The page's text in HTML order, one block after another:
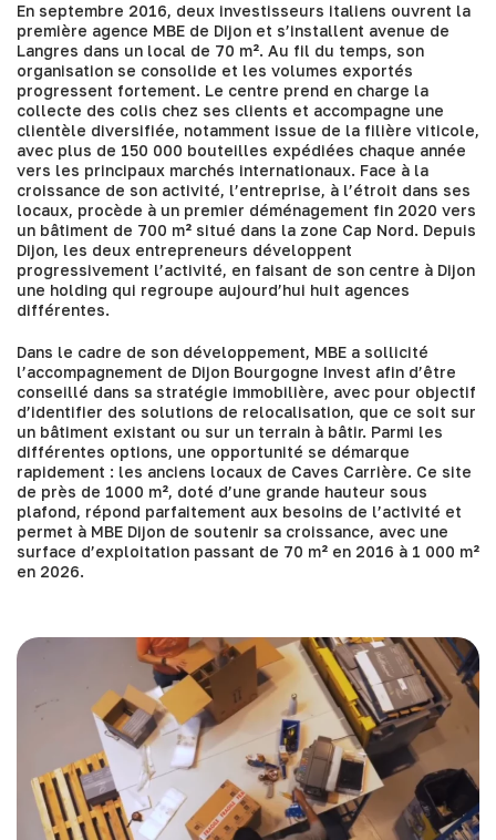
En septembre 2016, deux investisseurs italiens ouvrent la
première agence MBE de Dijon et s’installent avenue de
Langres dans un local de 70 m². Au fil du temps, son
organisation se consolide et les volumes exportés
progressent fortement. Le centre prend en charge la
collecte des colis chez ses clients et accompagne une
clientèle diversifiée, notamment issue de la filière viticole,
avec plus de 150 000 bouteilles expédiées chaque année
vers les principaux marchés internationaux. Face à la
croissance de son activité, l’entreprise, à l’étroit dans ses
locaux, procède à un premier déménagement fin 2020 vers
un bâtiment de 700 m² situé dans la zone Cap Nord. Depuis
Dijon, les deux entrepreneurs développent
progressivement l’activité, en faisant de son centre à Dijon
une holding qui regroupe aujourd’hui huit agences
différentes.
Dans le cadre de son développement, MBE a sollicité
l’accompagnement de Dijon Bourgogne Invest afin d’être
conseillé dans sa stratégie immobilière, avec pour objectif
d’identifier des solutions de relocalisation, que ce soit sur
un bâtiment existant ou sur un terrain à bâtir. Parmi les
différentes options, une opportunité se démarque
rapidement : les anciens locaux de Caves Carrière. Ce site
de près de 1000 m², doté d’une grande hauteur sous
plafond, répond parfaitement aux besoins de l’activité et
permet à MBE Dijon de soutenir sa croissance, avec une
surface d’exploitation passant de 70 m² en 2016 à 1 000 m²
en 2026.